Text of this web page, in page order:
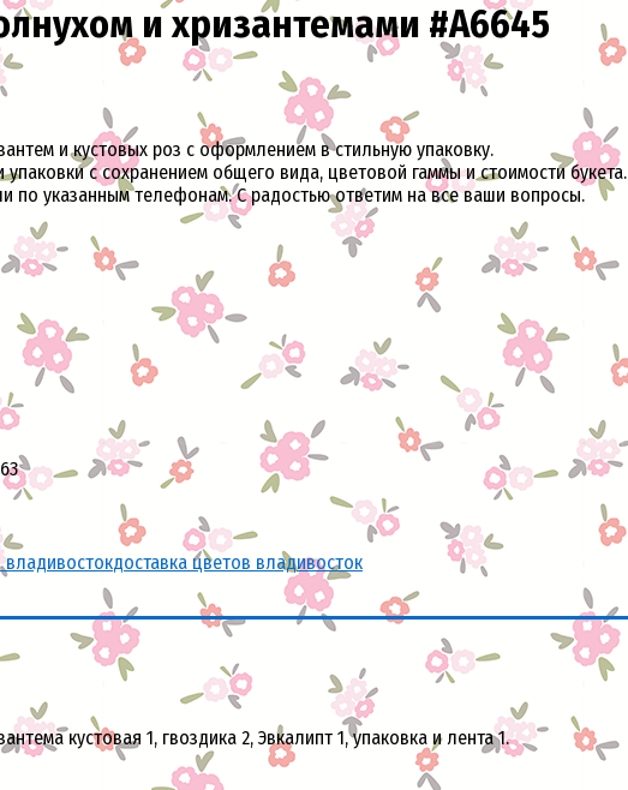
и хризантемами #A6645
и кустовых роз с оформлением в стильную упаковку.
с сохранением общего вида, цветовой гаммы и стоимости букета.
по указанным телефонам. С радостью ответим на все ваши вопросы.
владивостокдоставка цветов владивосток
кустовая 1, гвоздика 2, Эвкалипт 1, упаковка и лента 1.